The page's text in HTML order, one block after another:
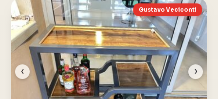
‹ ›
Gustavo Veciconti